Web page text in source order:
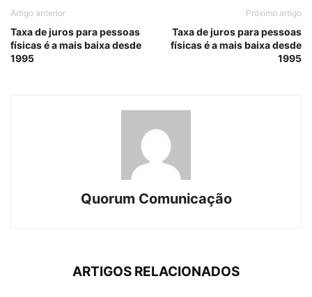
Artigo anterior
Taxa de juros para pessoas
físicas é a mais baixa desde
1995
Próximo artigo
Taxa de juros para pessoas
físicas é a mais baixa desde
1995
Quorum Comunicação
ARTIGOS RELACIONADOS